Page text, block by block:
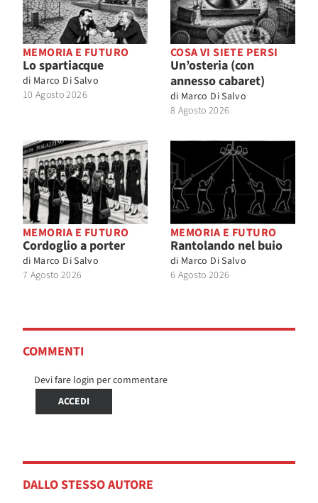
MEMORIA E FUTURO
Lo spartiacque
di Marco Di Salvo
10 Agosto 2026
COSA VI SIETE PERSI
Un’osteria (con
annesso cabaret)
di Marco Di Salvo
8 Agosto 2026
MEMORIA E FUTURO
Cordoglio a porter
di Marco Di Salvo
7 Agosto 2026
MEMORIA E FUTURO
Rantolando nel buio
di Marco Di Salvo
6 Agosto 2026
COMMENTI
Devi fare login per commentare
ACCEDI
DALLO STESSO AUTORE